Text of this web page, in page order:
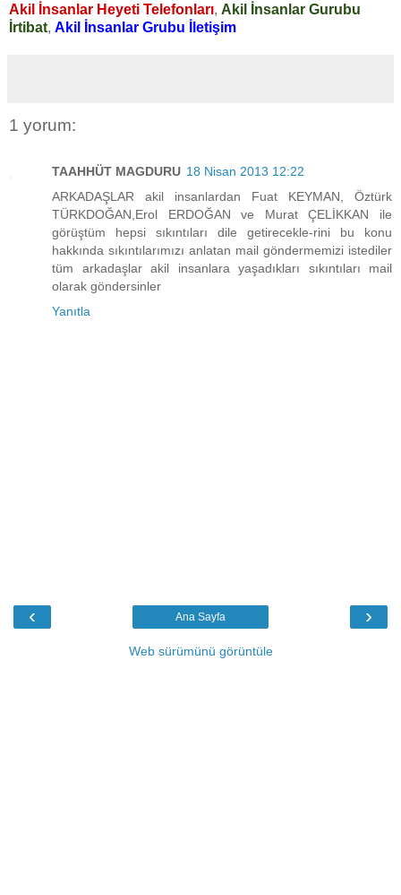
Akil İnsanlar Heyeti Telefonları, Akil İnsanlar Gurubu
İrtibat, Akil İnsanlar Grubu İletişim
1 yorum:
TAAHHÜT MAGDURU 18 Nisan 2013 12:22
ARKADAŞLAR akil insanlardan Fuat KEYMAN, Öztürk
TÜRKDOĞAN,Erol ERDOĞAN ve Murat ÇELİKKAN ile
görüştüm hepsi sıkıntıları dile getirecekle-rini bu konu
hakkında sıkıntılarımızı anlatan mail göndermemizi istediler
tüm arkadaşlar akil insanlara yaşadıkları sıkıntıları mail
olarak göndersinler
Yanıtla
‹ ›
Ana Sayfa
Web sürümünü görüntüle